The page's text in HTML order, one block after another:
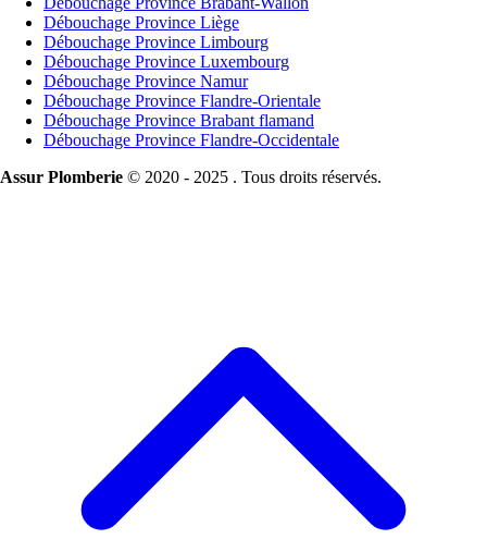
Débouchage Province Liège
Débouchage Province Limbourg
Débouchage Province Luxembourg
Débouchage Province Namur
Débouchage Province Flandre-Orientale
Débouchage Province Brabant flamand
Débouchage Province Flandre-Occidentale
Assur Plomberie © 2020 - 2025 . Tous droits réservés.